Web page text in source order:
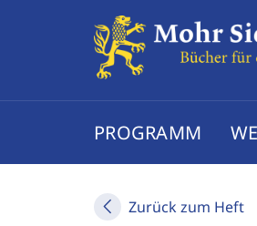
PROGRAMM
Zurück zum Heft